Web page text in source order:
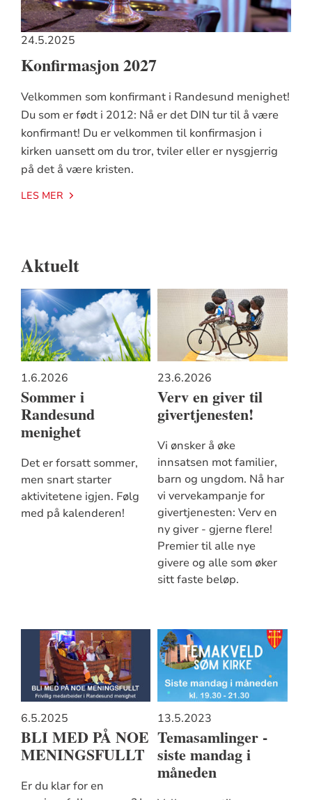
24.5.2025
Konfirmasjon 2027
Velkommen som konfirmant i Randesund menighet!
Du som er født i 2012: Nå er det DIN tur til å være
konfirmant! Du er velkommen til konfirmasjon i
kirken uansett om du tror, tviler eller er nysgjerrig
på det å være kristen.
LES MER
Aktuelt
1.6.2026
Sommer i
Randesund
menighet
Det er forsatt sommer,
men snart starter
aktivitetene igjen. Følg
med på kalenderen!
23.6.2026
Verv en giver til
givertjenesten!
Vi ønsker å øke
innsatsen mot familier,
barn og ungdom. Nå har
vi vervekampanje for
givertjenesten: Verv en
ny giver - gjerne flere!
Premier til alle nye
givere og alle som øker
sitt faste beløp.
6.5.2025
BLI MED PÅ NOE
MENINGSFULLT
Er du klar for en
13.5.2023
Temasamlinger -
siste mandag i
måneden